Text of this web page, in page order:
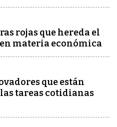
rojas que hereda el
materia económica
que están
tareas cotidianas